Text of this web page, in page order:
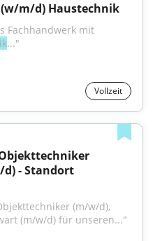
m/d) Haustechnik
Fachhandwerk mit
..."
Vollzeit
- Standort
(m/w/d) für unseren..."